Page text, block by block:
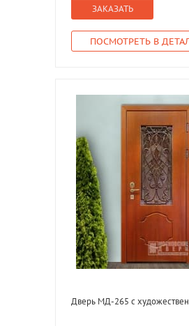
ЗАКАЗАТЬ
ПОСМОТРЕТЬ В
Дверь МД-265 с